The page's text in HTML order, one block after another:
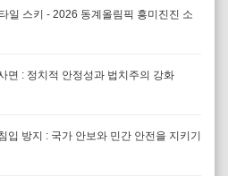
일 스키 - 2026 동계올림픽 흥미진진 소
면 : 정치적 안정성과 법치주의 강화
입 방지 : 국가 안보와 민간 안전을 지키기